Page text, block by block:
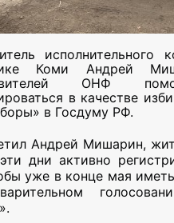
Коми Андрей
ОНФ
в качестве
в Госдуму РФ.
Андрей Мишарин,
дни активно
уже в конце мая